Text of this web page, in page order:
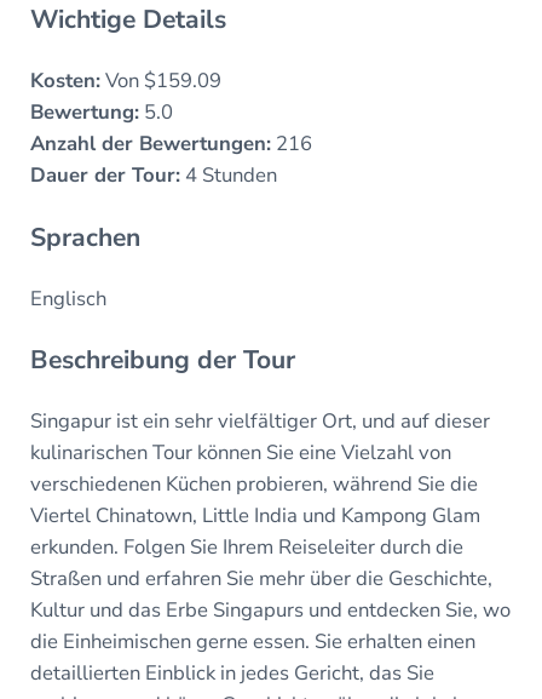
Wichtige Details
Kosten:Von $159.09
Bewertung:5.0
Anzahl der Bewertungen:216
Dauer der Tour:4 Stunden
Sprachen
Englisch
Beschreibung der Tour
Singapur ist ein sehr vielfältiger Ort, und auf dieser
kulinarischen Tour können Sie eine Vielzahl von
verschiedenen Küchen probieren, während Sie die
Viertel Chinatown, Little India und Kampong Glam
erkunden. Folgen Sie Ihrem Reiseleiter durch die
Straßen und erfahren Sie mehr über die Geschichte,
Kultur und das Erbe Singapurs und entdecken Sie, wo
die Einheimischen gerne essen. Sie erhalten einen
detaillierten Einblick in jedes Gericht, das Sie